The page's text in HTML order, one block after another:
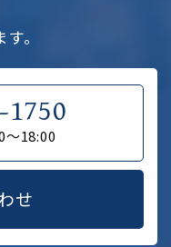
。
1750
～18:00
せ